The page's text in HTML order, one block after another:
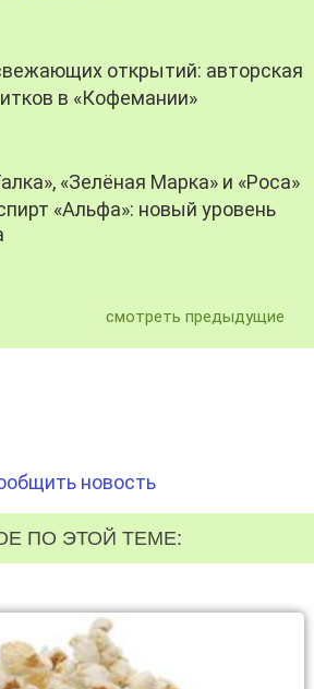
открытий: авторская
в «Кофемании»
«Зелёная Марка» и «Роса»
«Альфа»: новый уровень
смотреть предыдущие
новость
ПО ЭТОЙ ТЕМЕ: